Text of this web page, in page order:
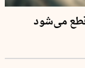
می‌شود